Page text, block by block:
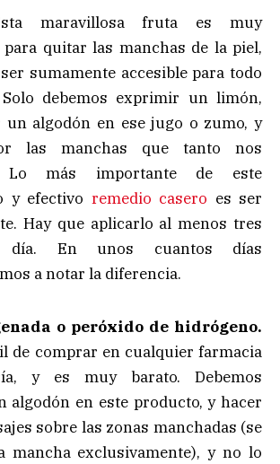
maravillosa fruta es muy
quitar las manchas de la piel,
sumamente accesible para todo
debemos exprimir un limón,
un algodón en ese jugo o zumo, y
las manchas que tanto nos
Lo más importante de este
y efectivo remedio casero es ser
Hay que aplicarlo al menos tres
día. En unos cuantos días
a notar la diferencia.
o peróxido de hidrógeno.
de comprar en cualquier farmacia
y es muy barato. Debemos
algodón en este producto, y hacer
sobre las zonas manchadas (se
mancha exclusivamente), y no lo